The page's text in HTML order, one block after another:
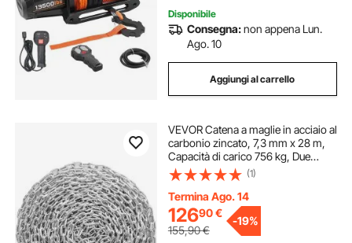
Disponibile
Consegna:non appena Lun.
Ago. 10
Aggiungi al carrello
VEVOR Catena a maglie in acciaio al
carbonio zincato, 7,3 mm x 28 m,
Capacità di carico 756 kg, Due
connettori rapidi, Catena per traino,
Sospensione, Campeggio, Catena
traino di sicurezza da auto
(1)
Termina Ago. 14
12690€
155,90€
-19%